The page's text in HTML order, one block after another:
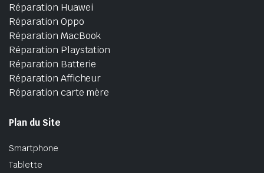
Réparation Huawei
Réparation Oppo
Réparation MacBook
Réparation Playstation
Réparation Batterie
Réparation Afficheur
Réparation carte mère
Plan du Site
Smartphone
Tablette